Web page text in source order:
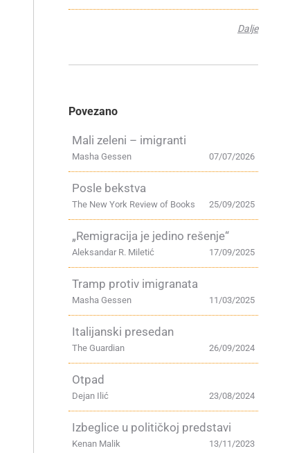
Dalje
Povezano
Mali zeleni – imigranti
07/07/2026
Masha Gessen
Posle bekstva
25/09/2025
The New York Review of Books
„Remigracija je jedino rešenje“
17/09/2025
Aleksandar R. Miletić
Tramp protiv imigranata
11/03/2025
Masha Gessen
Italijanski presedan
26/09/2024
The Guardian
Otpad
23/08/2024
Dejan Ilić
Izbeglice u političkoj predstavi
13/11/2023
Kenan Malik